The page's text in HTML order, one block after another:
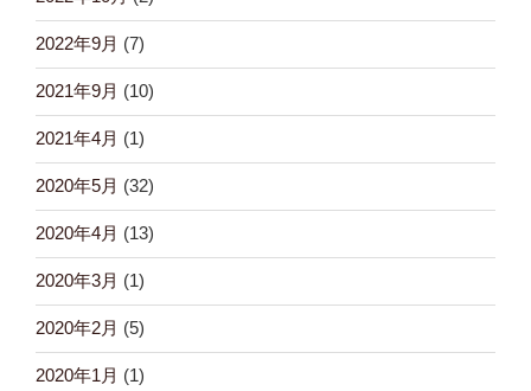
2022年9月 (7)
2021年9月 (10)
2021年4月 (1)
2020年5月 (32)
2020年4月 (13)
2020年3月 (1)
2020年2月 (5)
2020年1月 (1)